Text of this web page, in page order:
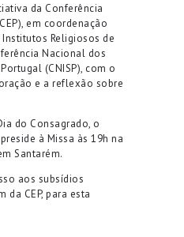
da Conferência
em coordenação
Religiosos de
Nacional dos
(CNISP), com o
e a reflexão sobre
do Consagrado, o
à Missa às 19h na
Santarém.
aos subsídios
da CEP, para esta